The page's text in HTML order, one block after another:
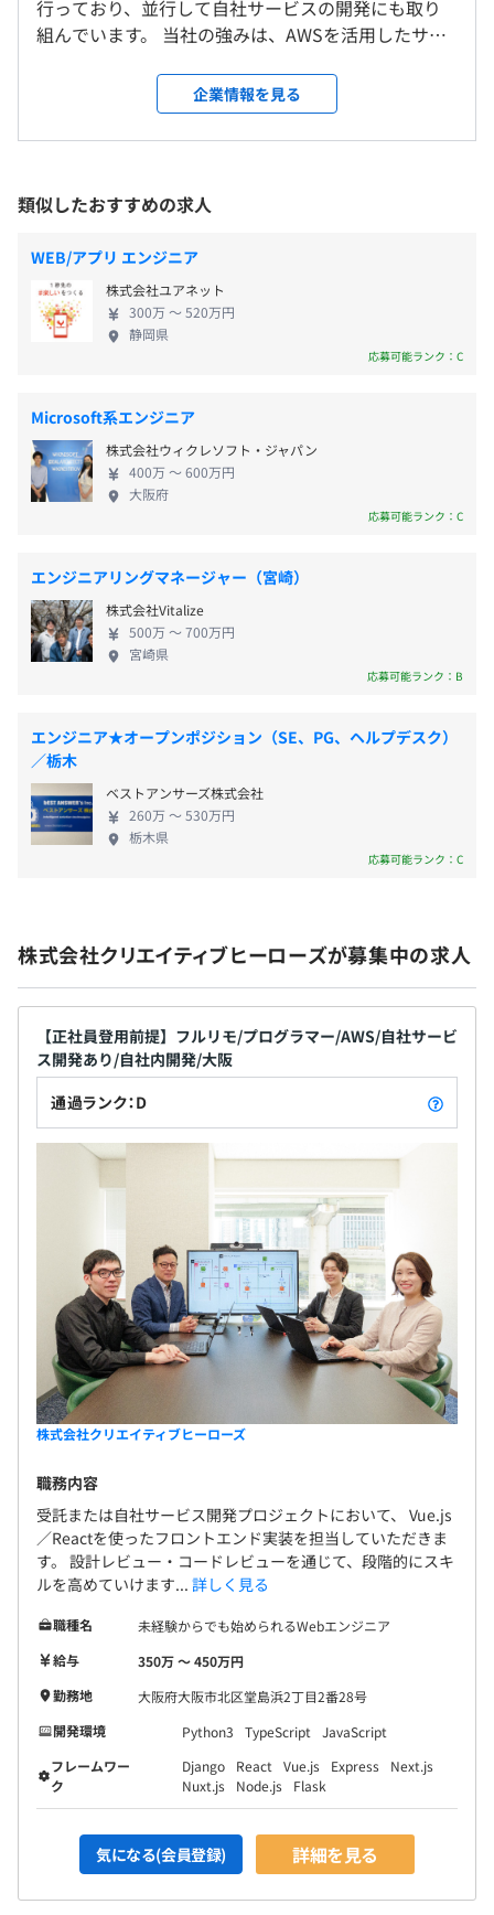
ム検索して地図上に表示できるスマホアプリを含むシステ
ムの開発を行いました。
AWSサービス: Lambda
■ レシピ献立提案システム開発
味して1週間の献立を機械学習を用いて選出し、各献立の
材料・作り方などのレシピ情報を閲覧できるアプリを含む
システムの開発を行いました。
AWSサービス: Amplify, Fargate, Athena, ElasticSearch
言語: Python, Node.js
FW:Django, Vue.js, Bootstrap Vue
DB:MySQL
AWSクラウド上に送信し、管理画面から状況確認できる
システム開発を行いました。
AWSサービス: Amplify, AWS IoT, SE
言語: Python, Node.js
- スキルや志向に応じて、担当範囲や技術領域を段階的に
調整
- マネージャーによる設計レビュー・コードレビューを通
長課題と方向性をすり合わせ
管理
- 書籍購入・技術カンファレンス・資格取得などの費用補
助あり
- 新技術や未経験領域にも、実務を通じて段階的にチャレ
ンジ可能な案件設計
エンジニアがストレスなく開発に集中できるよう、入社時
に希望スペックのPCを貸与しています。
Mac／Windowsのいずれも選択可能で、スペックやモニタ
サイズ等も相談の上、できる限りご希望に沿った構成でご
用意します。
プロジェクトごとに選択、オブジェクト指向、ウォーター
Docker、AWS CloudFormation、Amazon CloudWatch
Elasticsearch、Apache Hadoop、Apache Spark、
Amazon Athena、pandas、scikit-learn、NumPy
就業場所の変更範囲
＜雇入時＞
会社の定める場所（テレワークを行う場所を含む）
従業員に対する受動喫煙対策：あり
JR大阪駅より徒歩10分
休憩時間：休憩60分 ※昼食時間は業務の都合により各々
の自主性に任せています
平均残業時間：平均20時間/月（個々のスキルによって変
- 夏季特別休暇（4日間）
- 冬季特別休暇（3~4日間）
- 有給休暇
※ 業務に支障がない限り理由不問
- 産休育休
在宅勤務手当: 5,000円
業績連動決算賞与：年2回
全国健康保険協会加入
健康保険・厚生年金加入、雇用保険・労災保険適用
無期雇用
3カ月
試用期間中は契約社員としての雇用となりますが、試用期
間終了後は正社員登用することを前提とした採用です。
試用期間中の待遇・業務内容等に変更はありません。
行っており、並行して自社サービスの開発にも取り
組んでいます。 当社の強みは、AWSを活用したサー
あります。Lambda、API Gateway、DynamoDBな
どを中心に、フルマネージドな構成でインフラの運
用負荷を最小限に抑え、少人数でも高い生産性を維
技術領域を本格的に業務へ適用している企業はまだ
少なく、早期からの継続的な導入によって得られた
知見は大きな技術的優位性となっています。 受託案
件では、IoT連携アプリケーションや飲食・レシピ系
のWebサービス、業務支援システムなど、要件定義
から設計・開発・運用まで一貫して対応しています。
全案件が100％社内開発であり、設計・技術選定の裁
社サービスとしては旅行関連のWebアプリを開発中
で、AIによるレコメンド機能やサーバーレス構成を活
かした柔軟なスケーラビリティを重視した設計を採
用しています。受託と自社開発を両輪に、技術力を高
めながら事業を展開しているフェーズです。 組織方
集中できる環境づくりを重視しています。時間ではな
く成果でエンジニアの価値を評価する文化が根づい
ており、裁量労働制・副業可・技術支援制度など、働
き方の自由度も高いことが特徴です。
企業情報を見る
類似したおすすめの求人
WEB/アプリ エンジニア
株式会社ユアネット
300万 〜 520万円
静岡県
応募可能ランク：C
Microsoft系エンジニア
株式会社ウィクレソフト・ジャパン
400万 〜 600万円
大阪府
応募可能ランク：C
エンジニアリングマネージャー（宮崎）
株式会社Vitalize
500万 〜 700万円
宮崎県
応募可能ランク：B
エンジニア★オープンポジション（SE、PG、ヘルプデスク）
／栃木
ベストアンサーズ株式会社
260万 〜 530万円
栃木県
応募可能ランク：C
株式会社クリエイティブヒーローズが募集中の求人
【正社員登用前提】フルリモ/プログラマー/AWS/自社サービ
ス開発あり/自社内開発/大阪
通過ランク：D
株式会社クリエイティブヒーローズ
職務内容
受託または自社サービス開発プロジェクトにおいて、 Vue.js
／Reactを使ったフロントエンド実装を担当していただきま
す。 設計レビュー・コードレビューを通じて、段階的にスキ
ルを高めていけます... 詳しく見る
職種名
未経験からでも始められるWebエンジニア
給与
350万 〜 450万円
勤務地
大阪府大阪市北区堂島浜2丁目2番28号
開発環境
Python3 TypeScript
JavaScript
フレームワー
ク
Django React Vue.js Express
Next.js
Nuxt.js
Node.js Flask
気になる(会員登録) 詳細を見る